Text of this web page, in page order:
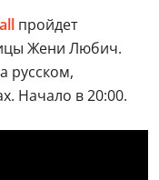
пройдет
Жени Любич.
русском,
Начало в 20:00.